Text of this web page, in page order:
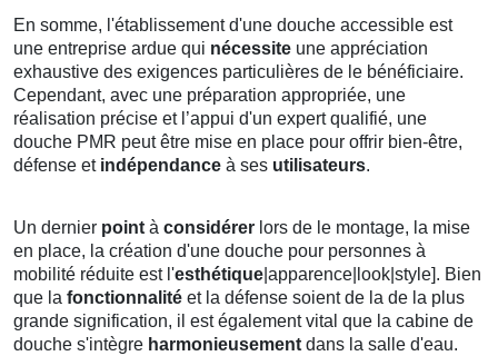
En somme, l'établissement d'une douche accessible est
une entreprise ardue qui nécessite une appréciation
exhaustive des exigences particulières de le bénéficiaire.
Cependant, avec une préparation appropriée, une
réalisation précise et l’appui d'un expert qualifié, une
douche PMR peut être mise en place pour offrir bien-être,
défense et indépendance à ses utilisateurs.
Un dernier point à considérer lors de le montage, la mise
en place, la création d'une douche pour personnes à
mobilité réduite est l'esthétique |apparence|look|style]. Bien
que la fonctionnalité et la défense soient de la de la plus
grande signification, il est également vital que la cabine de
douche s'intègre harmonieusement dans la salle d'eau.